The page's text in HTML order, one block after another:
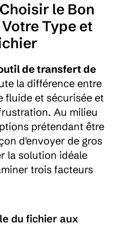
le Bon
Type et
de transfert de
la différence entre
fluide et sécurisée et
Au milieu
prétendant être
d'envoyer de gros
la solution idéale
trois facteurs
du fichier aux